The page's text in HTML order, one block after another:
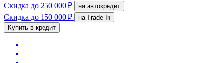
Скидка до 250 000 ₽ на автокредит
Скидка до 150 000 ₽
на Trade-In
Купить в кредит